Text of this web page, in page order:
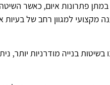
פתרונות איום, כאשר
מקצועי למגוון רחב של
בנייה מודרניות יותר, ניתן